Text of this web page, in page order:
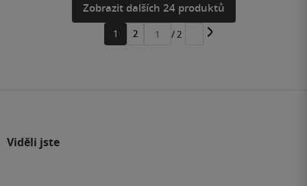
Zobrazit dalších 24 produktů
1 2
Přejít
/ 2
Viděli jste